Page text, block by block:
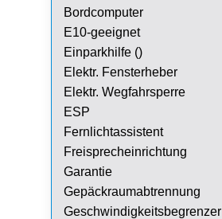
Bordcomputer
E10-geeignet
Einparkhilfe ()
Elektr. Fensterheber
Elektr. Wegfahrsperre
ESP
Fernlichtassistent
Freisprecheinrichtung
Garantie
Gepäckraumabtrennung
Geschwindigkeitsbegrenzer